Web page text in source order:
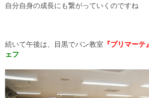
自分自身の成長にも繋がっていくのですね
続いて午後は、目黒でパン教室 『プリマーテ』
ェフ